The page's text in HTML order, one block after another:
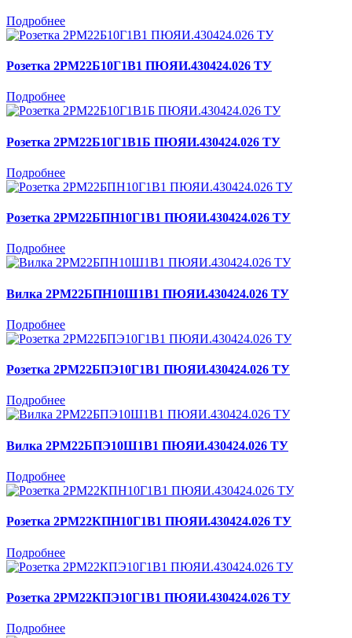
Подробнее
Розетка 2РМ22Б10Г1В1 ПЮЯИ.430424.026 ТУ
Подробнее
Розетка 2РМ22Б10Г1В1Б ПЮЯИ.430424.026 ТУ
Подробнее
Розетка 2РМ22БПН10Г1В1 ПЮЯИ.430424.026 ТУ
Подробнее
Вилка 2РМ22БПН10Ш1В1 ПЮЯИ.430424.026 ТУ
Подробнее
Розетка 2РМ22БПЭ10Г1В1 ПЮЯИ.430424.026 ТУ
Подробнее
Вилка 2РМ22БПЭ10Ш1В1 ПЮЯИ.430424.026 ТУ
Подробнее
Розетка 2РМ22КПН10Г1В1 ПЮЯИ.430424.026 ТУ
Подробнее
Розетка 2РМ22КПЭ10Г1В1 ПЮЯИ.430424.026 ТУ
Подробнее